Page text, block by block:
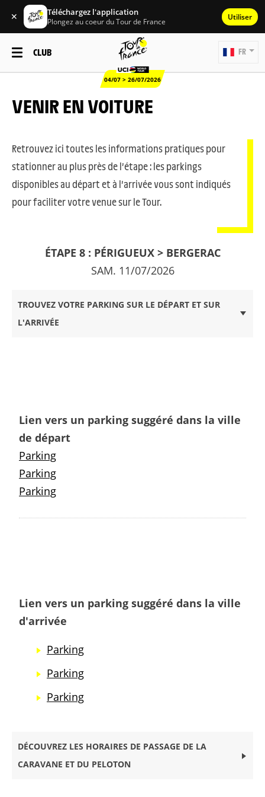
✕ Téléchargez l'application
Plongez au coeur du Tour de France Utiliser
CLUB
04/07 > 26/07/2026
FR
VENIR EN VOITURE
Retrouvez ici toutes les informations pratiques pour
stationner au plus près de l’étape : les parkings
disponibles au départ et à l’arrivée vous sont indiqués
pour faciliter votre venue sur le Tour.
ÉTAPE 8 : PÉRIGUEUX > BERGERAC
SAM. 11/07/2026
TROUVEZ VOTRE PARKING SUR LE DÉPART ET SUR
L'ARRIVÉE
Lien vers un parking suggéré dans la ville
de départ
Parking
Parking
Parking
Lien vers un parking suggéré dans la ville
d'arrivée
Parking
Parking
Parking
DÉCOUVREZ LES HORAIRES DE PASSAGE DE LA
CARAVANE ET DU PELOTON